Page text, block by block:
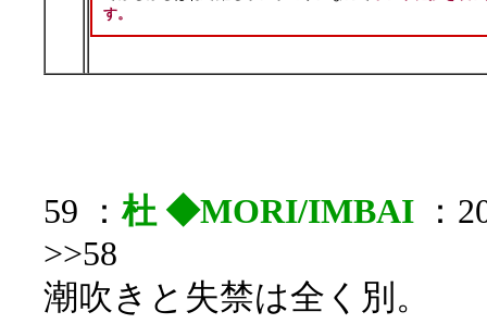
す。
59 ：杜 ◆MORI/IMBAI
：
>>58
潮吹きと失禁は全く別。